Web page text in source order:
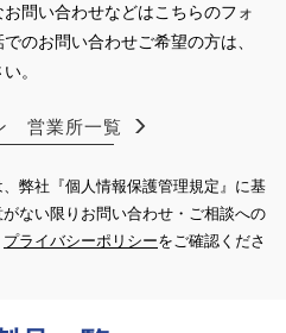
問い合わせなどはこちらのフォ
でのお問い合わせご希望の方は、
。
営業所一覧
弊社『個人情報保護管理規定』に基
ない限り お問い合わせ・ご相談への
プライバシーポリシーをご確認くださ